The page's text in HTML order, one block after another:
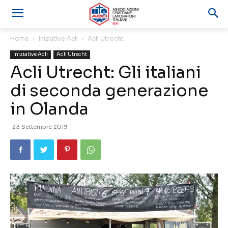
Home Iniziative Acli Acli Utrecht
Iniziative Acli Acli Utrecht
Acli Utrecht: Gli italiani
di seconda generazione
in Olanda
23 Settembre 2019